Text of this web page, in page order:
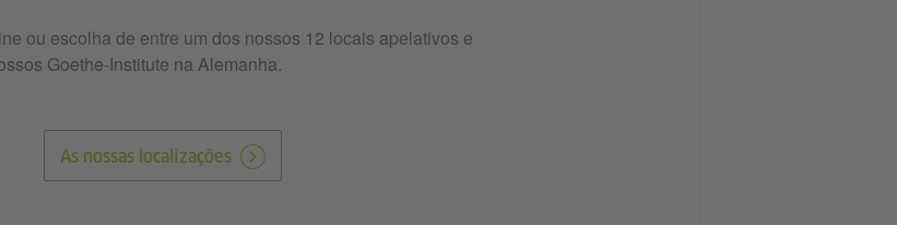
ou escolha de entre um dos nossos 12 locais apelativos e
Goethe-Institute na Alemanha.
As nossas localizações